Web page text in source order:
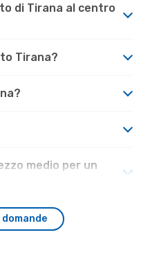
di Tirana al centro
Tirana?
medio per un